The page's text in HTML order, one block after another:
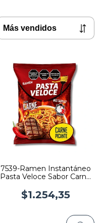
7539-Ramen Instantáneo
Pasta Veloce Sabor Carne
$1.254,35